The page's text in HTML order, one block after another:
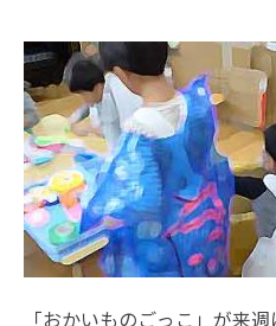
「おかいものごっこ」が来